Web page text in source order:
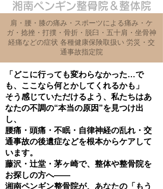
湘南ペンギン整骨院＆整体院
肩・腰・膝の痛み・スポーツによる痛み・ケ
ガ・捻挫・打撲・骨折・脱臼・五十肩・坐骨神
経痛などの症状 各種健康保険取扱い 労災・交
通事故指定院
「どこに行っても変わらなかった…で
も、ここなら何とかしてくれるかも」
そう感じていただけるよう、私たちはあ
なたの不調の“本当の原因”を見つけ出
し、
腰痛・頭痛・不眠・自律神経の乱れ・交
通事故の後遺症などを根本からケアして
います。
藤沢・辻堂・茅ヶ崎で、整体や整骨院を
お探しの方へ――
湘南ペンギン整骨院が、あなたの「もう